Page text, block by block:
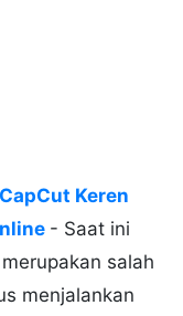
Keren
- Saat ini
salah
menjalankan